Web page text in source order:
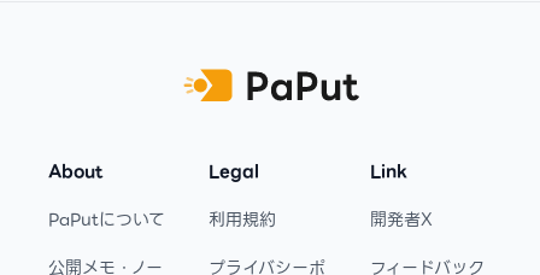
About
PaPutについて
公開メモ・ノー
Legal
利用規約
プライバシーポ
Link
開発者X
フィードバック